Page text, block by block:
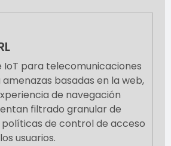
IoT para telecomunicaciones
basadas en la web,
de navegación
filtrado granular de
de control de acceso
usuarios.